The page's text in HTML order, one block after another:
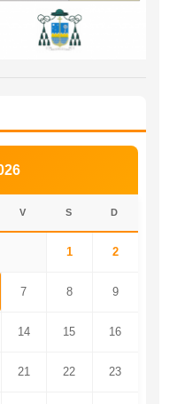
V S D
1 2
7 8 9
14 15 16
21 22 23